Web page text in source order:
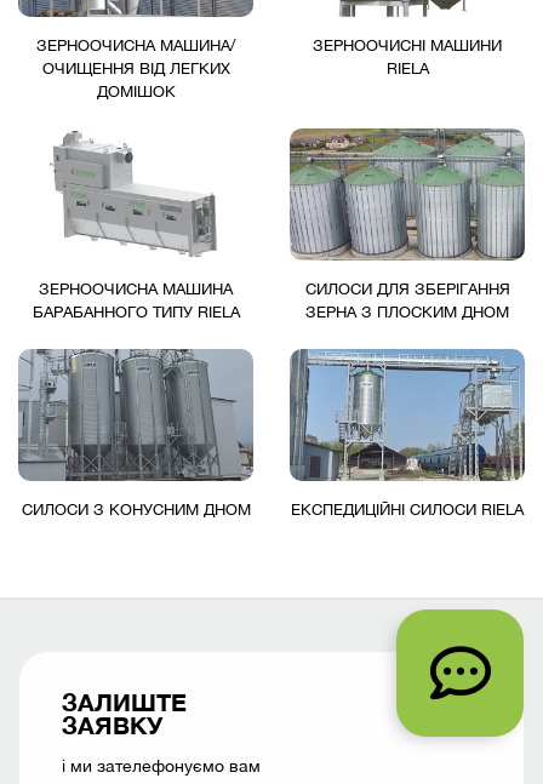
ЗЕРНООЧИСНА МАШИНА/
ОЧИЩЕННЯ ВІД ЛЕГКИХ
ДОМІШОК
ЗЕРНООЧИСНІ МАШИНИ
RIELA
ЗЕРНООЧИСНА МАШИНА
БАРАБАННОГО ТИПУ RIELA
СИЛОСИ ДЛЯ ЗБЕРІГАННЯ
ЗЕРНА З ПЛОСКИМ ДНОМ
СИЛОСИ З КОНУСНИМ ДНОМ ЕКСПЕДИЦІЙНІ СИЛОСИ RIELA
ЗАЛИШТЕ
ЗАЯВКУ
і ми зателефонуємо вам